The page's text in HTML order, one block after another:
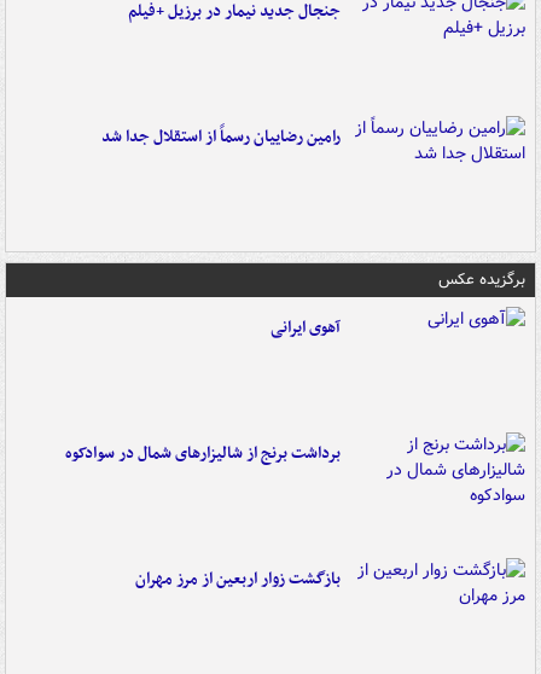
جنجال جدید نیمار در برزیل +فیلم
رامین رضاییان رسماً از استقلال جدا شد
برگزیده عکس
آهوی ایرانی
برداشت برنج از شالیزارهای شمال در سوادکوه
بازگشت زوار اربعین از مرز مهران